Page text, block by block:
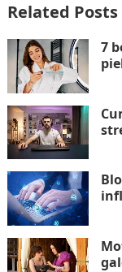
Related Posts
7